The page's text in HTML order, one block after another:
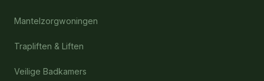
Mantelzorgwoningen
Trapliften & Liften
Veilige Badkamers